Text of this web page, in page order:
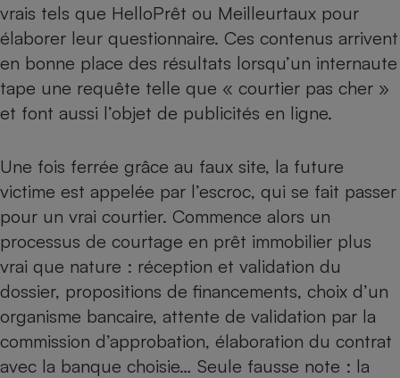
vrais tels que HelloPrêt ou Meilleurtaux pour
élaborer leur questionnaire. Ces contenus arrivent
en bonne place des résultats lorsqu’un internaute
tape une requête telle que « courtier pas cher »
et font aussi l’objet de publicités en ligne.
Une fois ferrée grâce au faux site, la future
victime est appelée par l’escroc, qui se fait passer
pour un vrai courtier. Commence alors un
processus de courtage en prêt immobilier plus
vrai que nature : réception et validation du
dossier, propositions de financements, choix d’un
organisme bancaire, attente de validation par la
commission d’approbation, élaboration du contrat
avec la banque choisie… Seule fausse note : la